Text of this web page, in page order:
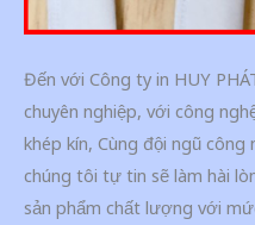
Đến với Công ty in HUY
chuyên nghiệp, với công
khép kín, Cùng đội ngũ công
chúng tôi tự tin sẽ làm hài
sản phẩm chất lượng với